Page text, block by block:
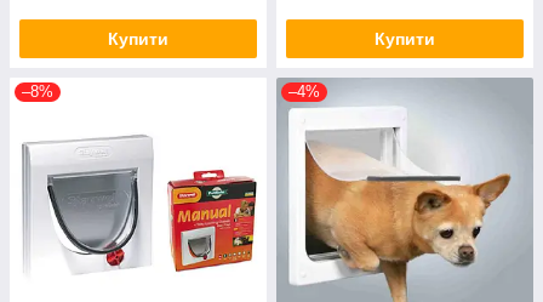
Купити Купити
–8% –4%